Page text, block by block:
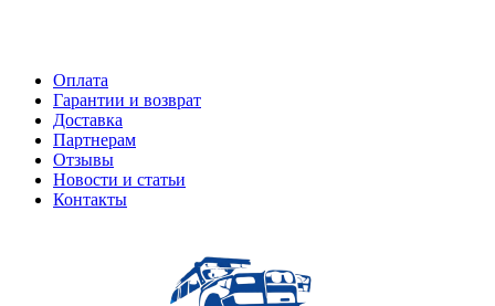
Оплата
Гарантии и возврат
Доставка
Партнерам
Отзывы
Новости и статьи
Контакты